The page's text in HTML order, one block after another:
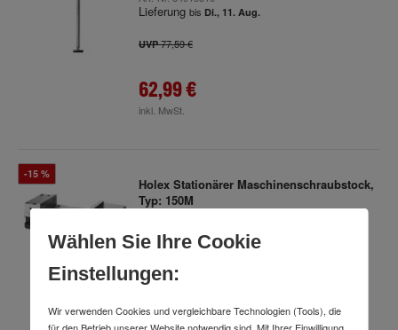
Lieferung bis Di., 11. Aug.
UVP77,59 €
62,99 €
inkl. MwSt.
-15 %
Holex Stationärer Maschinenschraubstock,
Typ: 150M
Lieferung bisDi., 11. Aug.
535,99 €
Wählen Sie Ihre Cookie
Einstellungen:
Wir verwenden Cookies und vergleichbare Technologien (Tools), die
für den Betrieb unserer Website notwendig sind. Mit Ihrer Einwilligung